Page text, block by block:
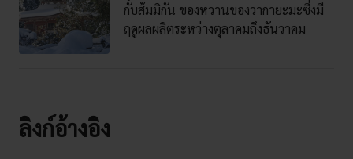
กับส้มมิกัน ของหวานของวากายะมะซึ่งมี
ฤดูผลผลิตระหว่างตุลาคมถึงธันวาคม
ลิงก์อ้างอิง